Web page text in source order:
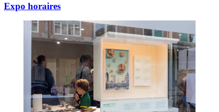
Expo horaires